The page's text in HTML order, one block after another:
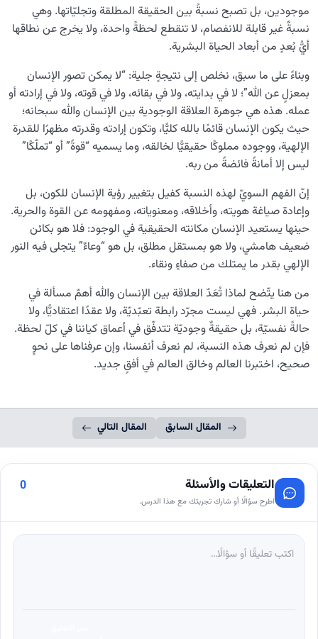
موجودين، بل تصبح نسبةً بين الحقيقة المطلقة وتجليّاتها. وهي
نسبةٌ غير قابلة للانفصام، لا تنقطع لحظةً واحدة، ولا يخرج عن نطاقها
أيُّ بُعدٍ من أبعاد الحياة البشرية.
وبناءً على ما سبق، نخلص إلى نتيجةٍ جلية: “لا يمكن تصور الإنسان
بمعزلٍ عن الله”؛ لا في بدايته، ولا في بقائه، ولا في قوته، ولا في إرادته أو
عمله. هذه هي جوهرة العلاقة الوجودية بين الإنسان والله سبحانه؛
حيث يكون الإنسان قائمًا بالله كليًّا، وتكون إرادته وقدرته مظهرًا للقدرة
الإلهية، ووجوده مملوكًا حقيقيًّا لخالقه، وما يسميه “قوةً” أو “تملّكًا”
ليس إلا أمانةً فائضةً من ربه.
إنّ الفهم السويّ لهذه النسبة كفيل بتغيير رؤية الإنسان للكون، بل
وإعادة صياغة هويته، وأخلاقه، ومعنوياته، ومفهومه عن القوة والحرية.
حينها يستعيد الإنسان مكانته الحقيقية في الوجود: فلا هو بكائن
ضعيف هامشي، ولا هو بمستقل مطلق، بل هو “وعاءٌ” يتجلى فيه النور
الإلهي بقدر ما يمتلك من صفاءٍ ونقاء.
من هنا يتّضح لماذا تُعَدّ العلاقة بين الإنسان والله أهمّ مسألة في
حياة البشر. فهي ليست مجرّد رابطة تعبّديّة، ولا عقدًا اعتقاديًّا، ولا
حالةً نفسيّة، بل حقيقةٌ وجوديّة تتدفّق في أعماق كياننا في كلّ لحظة.
فإن لم نعرف هذه النسبة، لم نعرف أنفسنا، وإن عرفناها على نحوٍ
صحيح، اختبرنا العالم وخالق العالم في أفقٍ جديد.
المقال السابق المقال التالي
التعليقات والأسئلة
اطرح سؤالًا أو شارك تجربتك مع هذا الدرس.
0